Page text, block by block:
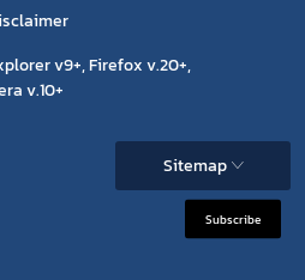
v9+, Firefox v.20+,
v.10+
Sitemap
Subscribe